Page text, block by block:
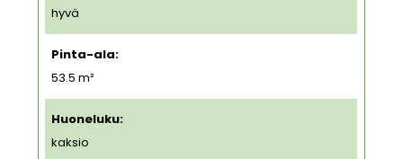
hyvä
Pinta-ala:
53.5 m²
Huoneluku:
kaksio